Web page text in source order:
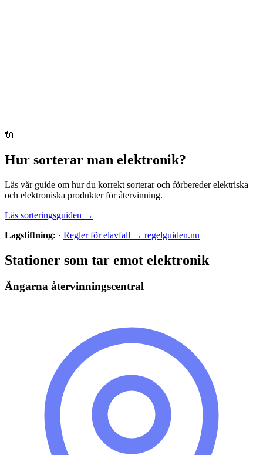
🔌
Hur sorterar man elektronik?
Läs vår guide om hur du korrekt sorterar och förberederelektriska
och elektroniska produkterför återvinning.
Läs sorteringsguiden →
Lagstiftning: · Regler för elavfall → regelguiden.nu
Stationer som tar emot elektronik
Ängarna återvinningscentral